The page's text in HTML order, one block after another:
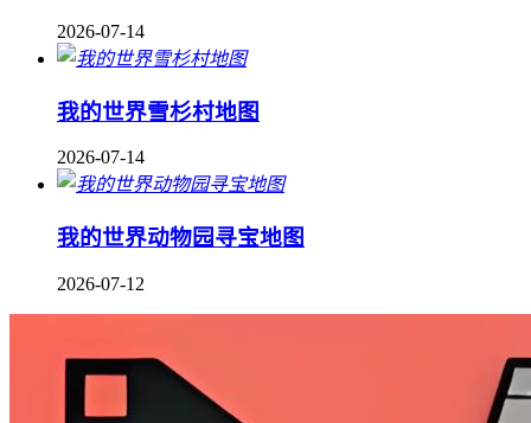
2026-07-14
我的世界雪杉村地图
2026-07-14
我的世界动物园寻宝地图
2026-07-12